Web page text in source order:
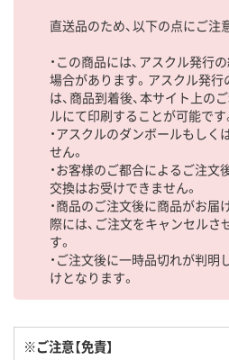
直送品のため、以下の点にご注
・この商品には、アスクル発行
場合があります。アスクル発
は、商品到着後、本サイト上の
ルにて印刷することが可能です
・アスクルのダンボールもし
せん。
・お客様のご都合によるご注文
交換はお受けできません。
・商品のご注文後に商品がお
際には、ご注文をキャンセル
す。
・ご注文後に一時品切れが判明
けとなります。
※ご注意【免責】